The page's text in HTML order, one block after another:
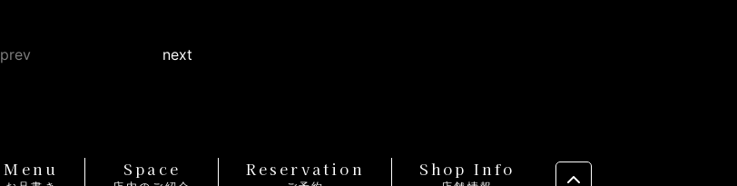
prev next
Menu Space Reservation Shop Info